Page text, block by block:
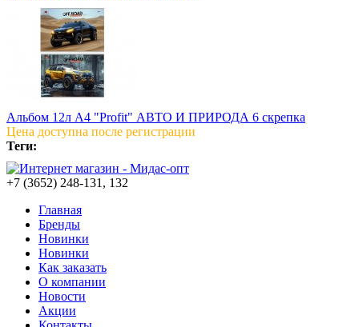
Альбом 12л А4 "Profit" АВТО И ПРИРОДА 6 скрепка
Цена доступна после регистрации
Теги:
+7 (3652) 248-131, 132
Главная
Бренды
Новинки
Новинки
Как заказать
О компании
Новости
Акции